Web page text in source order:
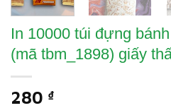
In 10000 túi đựng
(mã tbm_1898) giấy
280 ₫